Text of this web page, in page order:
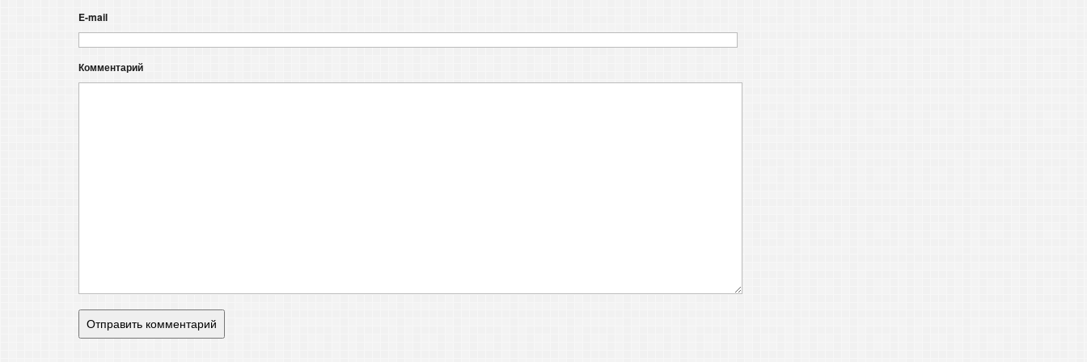
E-mail
Комментарий